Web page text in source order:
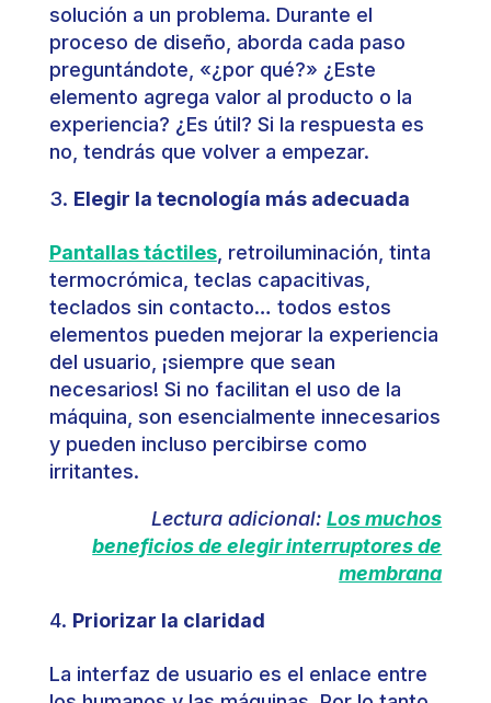
solución a un problema. Durante el
proceso de diseño, aborda cada paso
preguntándote, «¿por qué?» ¿Este
elemento agrega valor al producto o la
experiencia? ¿Es útil? Si la respuesta es
no, tendrás que volver a empezar.
Elegir la tecnología más adecuada
Pantallas táctiles, retroiluminación, tinta
termocrómica, teclas capacitivas,
teclados sin contacto… todos estos
elementos pueden mejorar la experiencia
del usuario, ¡siempre que sean
necesarios! Si no facilitan el uso de la
máquina, son esencialmente innecesarios
y pueden incluso percibirse como
irritantes.
Lectura adicional:Los muchos
beneficios de elegir interruptores de
membrana
Priorizar la claridad
La interfaz de usuario es el enlace entre